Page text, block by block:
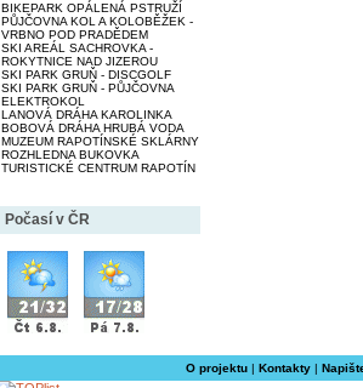
BIKEPARK OPÁLENÁ PSTRUŽÍ
PŮJČOVNA KOL A KOLOBĚŽEK -
VRBNO POD PRADĚDEM
SKI AREÁL SACHROVKA -
ROKYTNICE NAD JIZEROU
SKI PARK GRUŇ - DISCGOLF
SKI PARK GRUŇ - PŮJČOVNA
ELEKTROKOL
LANOVÁ DRÁHA KAROLINKA
BOBOVÁ DRÁHA HRUBÁ VODA
MUZEUM RAPOTÍNSKÉ SKLÁRNY
ROZHLEDNA BUKOVKA
TURISTICKÉ CENTRUM RAPOTÍN
Počasí v ČR
O projektu | Kontakty |